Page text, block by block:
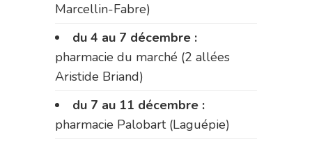
Marcellin-Fabre)
du 4 au 7 décembre :
pharmacie du marché (2 allées
Aristide Briand)
du 7 au 11 décembre :
pharmacie Palobart (Laguépie)